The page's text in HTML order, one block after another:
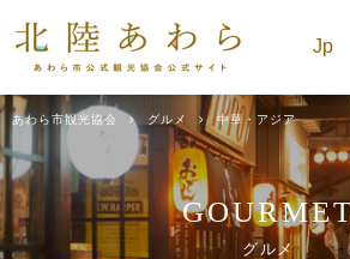
あわら市観光協会 グルメ 中華・アジア
グルメ